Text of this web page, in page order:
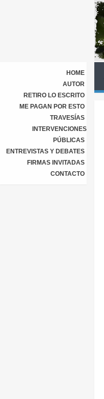
HOME
AUTOR
RETIRO LO ESCRITO
ME PAGAN POR ESTO
TRAVESÍAS
INTERVENCIONES
PÚBLICAS
ENTREVISTAS Y DEBATES
FIRMAS INVITADAS
CONTACTO